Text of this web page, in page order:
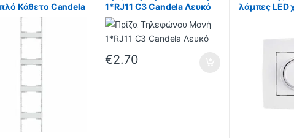
Κάθετο Candela
1*RJ11 C3 Candela Λευκό
€2.70
λάμπες LED